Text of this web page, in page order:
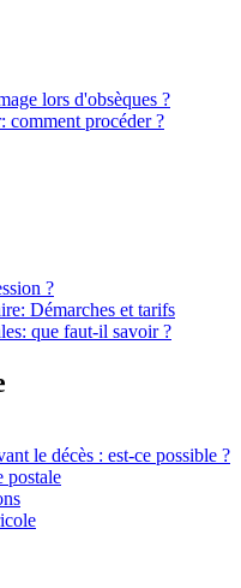
lors d'obsèques ?
comment procéder ?
?
Démarches et tarifs
que faut-il savoir ?
le décès : est-ce possible ?
postale